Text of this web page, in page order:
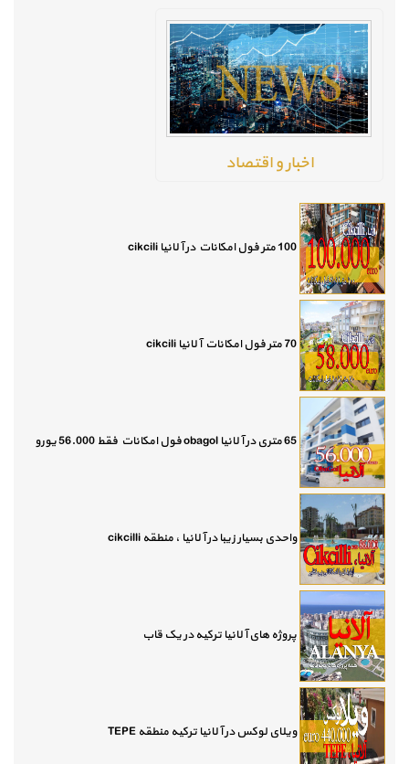
اخبار و اقتصاد
100 متر فول امکانات در آلانیا cikcili
70 متر فول امکانات آلانیا cikcili
65 متری در آلانیا obagol فول امکانات فقط 56.000 یورو
واحدی بسیار زیبا در آلانیا ، منطقه cikcilli
پروژه های آلانیا ترکیه در یک قاب
ویلای لوکس در آلانیا ترکیه منطقه TEPE